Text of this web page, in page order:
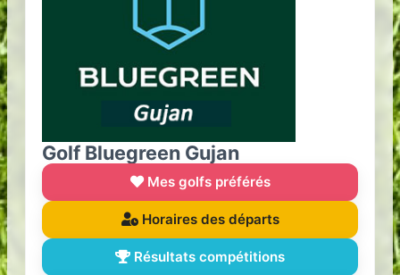
Golf Bluegreen Gujan
Mes golfs préférés
Horaires des départs
Résultats compétitions